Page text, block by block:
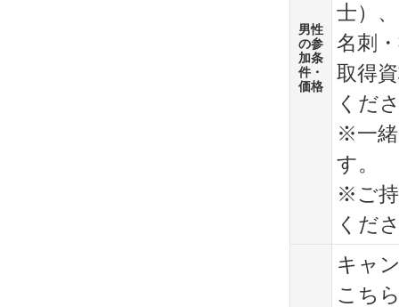
男性
の参
加条
件・
価格
士）
名刺
取得
くだ
※一緒
す。
※ご持
くだ
キャ
こち